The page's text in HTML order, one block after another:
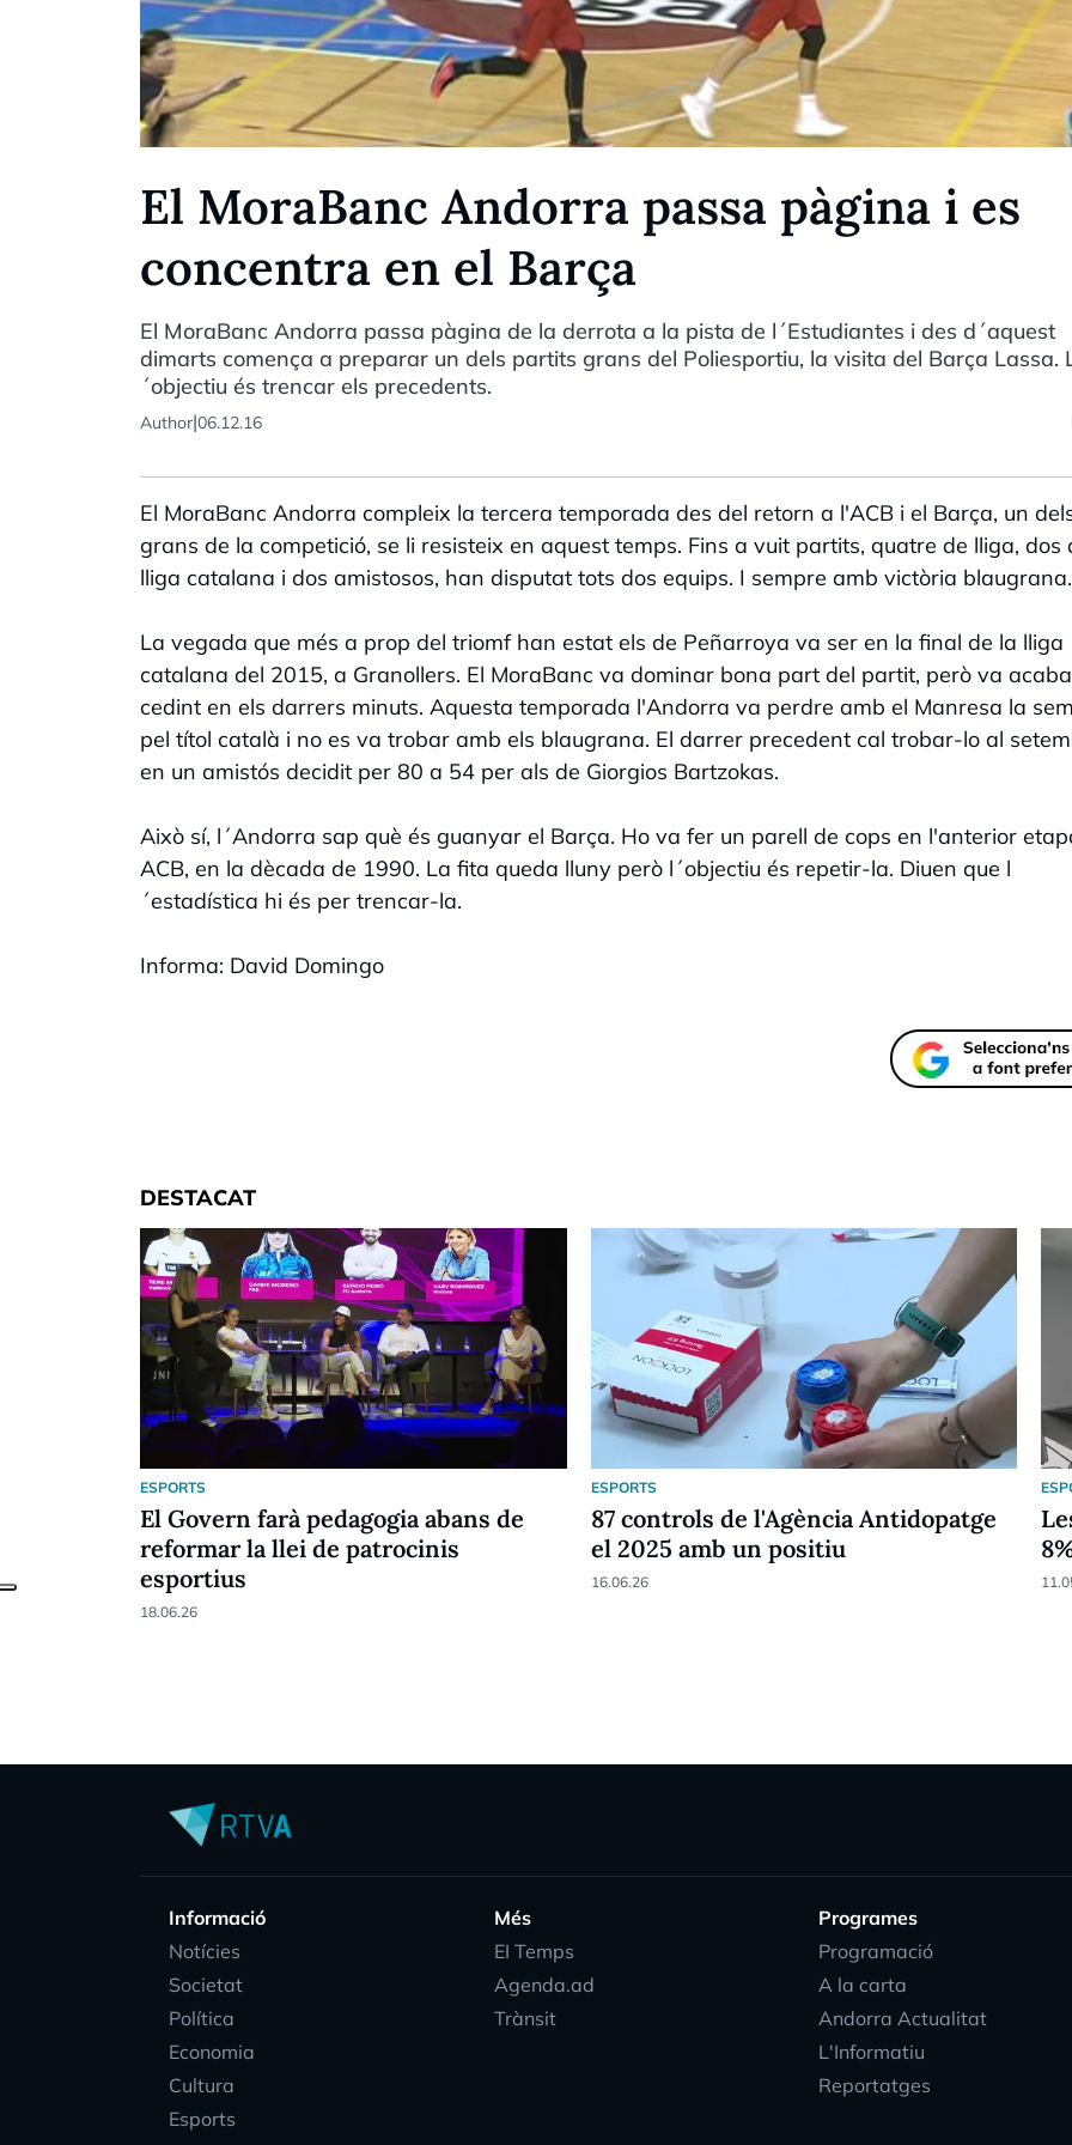
El MoraBanc Andorra passa pàgina i es
concentra en el Barça
El MoraBanc Andorra passa pàgina de la derrota a la pista de l´Estudiantes i des d´aquest
dimarts comença a preparar un dels partits grans del Poliesportiu, la visita del Barça Lassa.
´objectiu és trencar els precedents.
Author|06.12.16
El MoraBanc Andorra compleix la tercera temporada des del retorn a l'ACB i el Barça, un
grans de la competició, se li resisteix en aquest temps. Fins a vuit partits, quatre de lliga, dos
lliga catalana i dos amistosos, han disputat tots dos equips. I sempre amb victòria blaugrana.
La vegada que més a prop del triomf han estat els de Peñarroya va ser en la final de la lliga
catalana del 2015, a Granollers. El MoraBanc va dominar bona part del partit, però va
cedint en els darrers minuts. Aquesta temporada l'Andorra va perdre amb el Manresa la
pel títol català i no es va trobar amb els blaugrana. El darrer precedent cal trobar-lo al
en un amistós decidit per 80 a 54 per als de Giorgios Bartzokas.
Això sí, l´Andorra sap què és guanyar el Barça. Ho va fer un parell de cops en l'anterior
ACB, en la dècada de 1990. La fita queda lluny però l´objectiu és repetir-la. Diuen que l
´estadística hi és per trencar-la.
Informa: David Domingo
DESTACAT
ESPORTS
El Govern farà pedagogia abans de
reformar la llei de patrocinis
esportius
18.06.26
ESPORTS
87 controls de l'Agència Antidopatge
el 2025 amb un positiu
16.06.26
Informació
Notícies
Societat
Política
Economia
Cultura
Esports
Més
EI Temps
Agenda.ad
Trànsit
Programes
Programació
A la carta
Andorra Actualitat
L'Informatiu
Reportatges